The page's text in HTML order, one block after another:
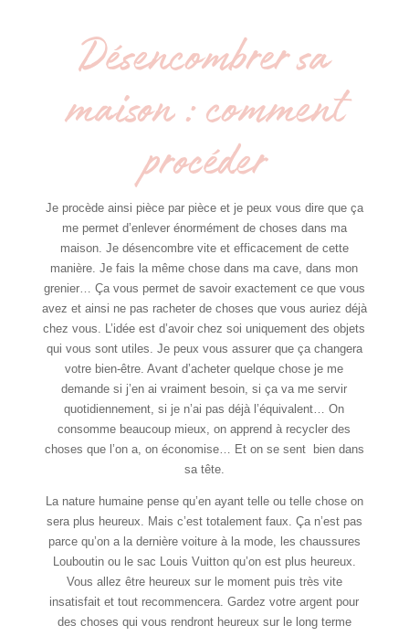
Désencombrer sa
maison : comment
procéder
Je procède ainsi pièce par pièce et je peux vous dire que ça
me permet d’enlever énormément de choses dans ma
maison. Je désencombre vite et efficacement de cette
manière. Je fais la même chose dans ma cave, dans mon
grenier… Ça vous permet de savoir exactement ce que vous
avez et ainsi ne pas racheter de choses que vous auriez déjà
chez vous. L’idée est d’avoir chez soi uniquement des objets
qui vous sont utiles. Je peux vous assurer que ça changera
votre bien-être. Avant d’acheter quelque chose je me
demande si j’en ai vraiment besoin, si ça va me servir
quotidiennement, si je n’ai pas déjà l’équivalent… On
consomme beaucoup mieux, on apprend à recycler des
choses que l’on a, on économise… Et on se sent bien dans
sa tête.
La nature humaine pense qu’en ayant telle ou telle chose on
sera plus heureux. Mais c’est totalement faux. Ça n’est pas
parce qu’on a la dernière voiture à la mode, les chaussures
Louboutin ou le sac Louis Vuitton qu’on est plus heureux.
Vous allez être heureux sur le moment puis très vite
insatisfait et tout recommencera. Gardez votre argent pour
des choses qui vous rendront heureux sur le long terme